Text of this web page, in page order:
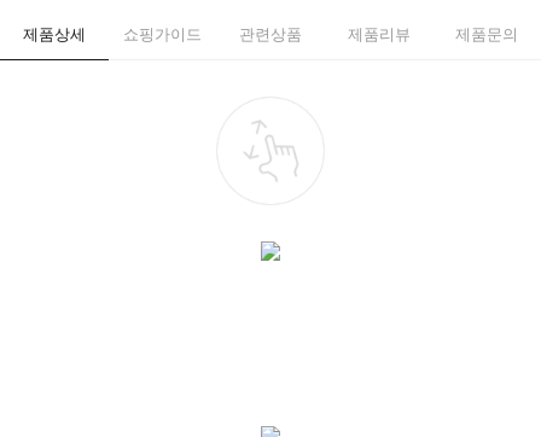
제품상세 쇼핑가이드 관련상품 제품리뷰 제품문의